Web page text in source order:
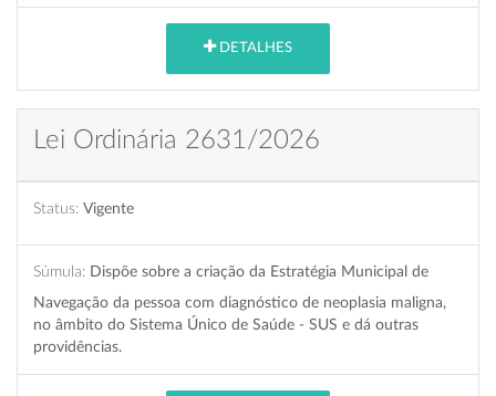
DETALHES
Lei Ordinária 2631/2026
Status: Vigente
Súmula: Dispõe sobre a criação da Estratégia Municipal de
Navegação da pessoa com diagnóstico de neoplasia maligna,
no âmbito do Sistema Único de Saúde - SUS e dá outras
providências.